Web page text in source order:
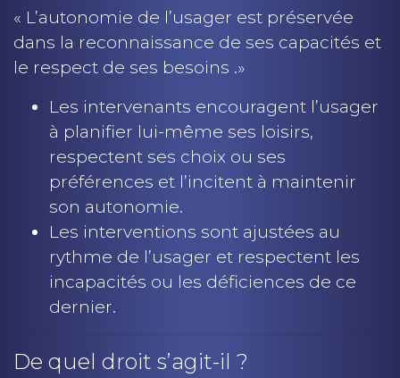
« L’autonomie de l’usager est préservée
dans la reconnaissance de ses capacités et
le respect de ses besoins .»
Les intervenants encouragent l’usager
à planifier lui-même ses loisirs,
respectent ses choix ou ses
préférences et l’incitent à maintenir
son autonomie.
Les interventions sont ajustées au
rythme de l’usager et respectent les
incapacités ou les déficiences de ce
dernier.
De quel droit s’agit-il ?